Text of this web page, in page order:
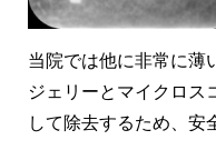
当院では他に非常に薄
ジェリーとマイクロス
して除去するため、安